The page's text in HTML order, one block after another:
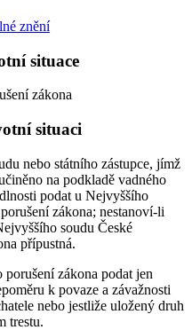
znění
situace
zákona
situaci
nebo státního zástupce, jímž
na podkladě vadného
podat u Nejvyššího
zákona; nestanoví-li
soudu České
přípustná.
zákona podat jen
k povaze a závažnosti
nebo jestliže uložený druh
trestu.